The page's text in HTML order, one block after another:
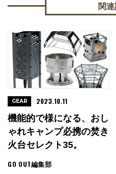
関
機能的で様になる、おし
ゃれキャンプ必携の焚き
火台セレクト35。
GO OUT編集部
GEAR 2023.10.11